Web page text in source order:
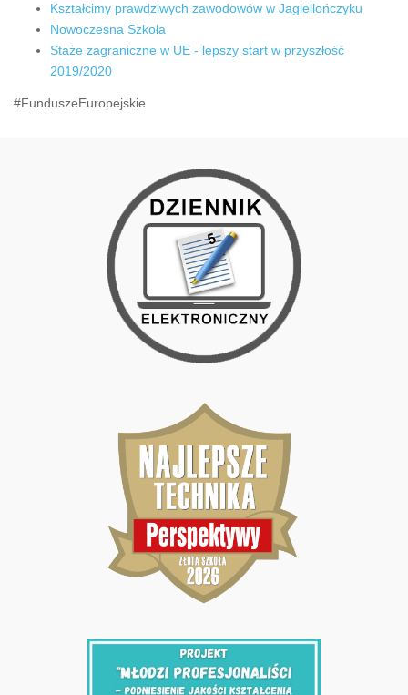
Kształcimy prawdziwych zawodowów w Jagiellończyku
Nowoczesna Szkoła
Staże zagraniczne w UE - lepszy start w przyszłość
2019/2020
#FunduszeEuropejskie